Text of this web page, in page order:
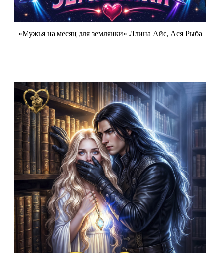
«Мужья на месяц для землянки» Ллина Айс, Ася Рыба